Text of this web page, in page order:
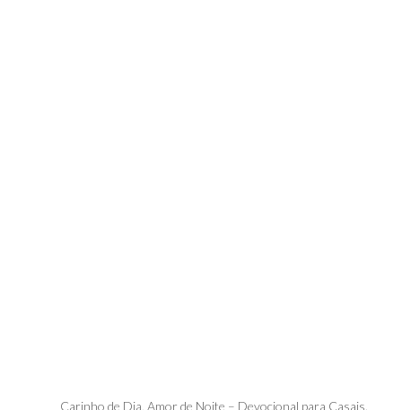
Carinho de Dia, Amor de Noite – Devocional para Casais.